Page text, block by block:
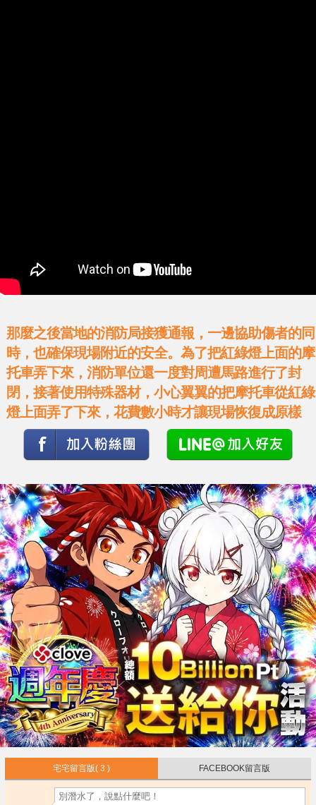
那麼之後當地的消防局接獲通報，一邊協助傷者的同
時，也確保現場附近的安全。為了把紅綠燈上面的摩
托車弄下來，消防單位還一度對周遭馬路進行了封
閉，接著使用特殊器材，小心翼翼的把摩托車從紅綠
燈上面弄了下來，花費數小時才讓現場恢復成原樣
宅宅留言版( 3 ) FACEBOOK留言版